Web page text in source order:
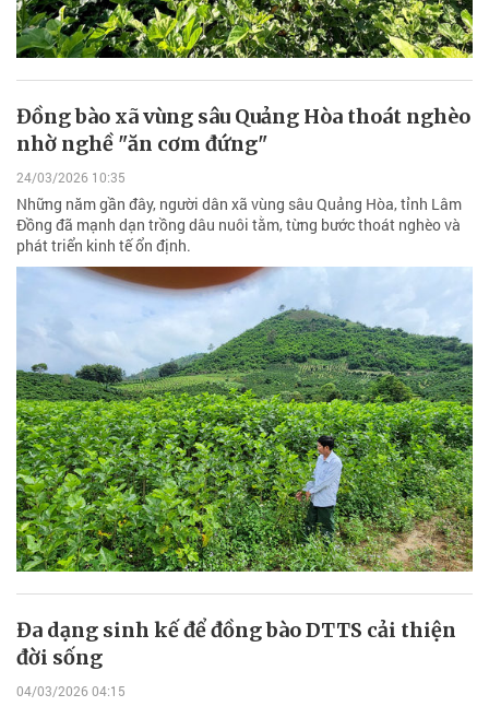
Đồng bào xã vùng sâu Quảng Hòa thoát nghèo
nhờ nghề "ăn cơm đứng"
24/03/2026 10:35
Những năm gần đây, người dân xã vùng sâu Quảng Hòa, tỉnh Lâm
Đồng đã mạnh dạn trồng dâu nuôi tằm, từng bước thoát nghèo và
phát triển kinh tế ổn định.
Đa dạng sinh kế để đồng bào DTTS cải thiện
đời sống
04/03/2026 04:15